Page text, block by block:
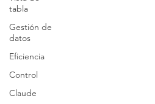
tabla
Gestión de
datos
Eficiencia
Control
Claude